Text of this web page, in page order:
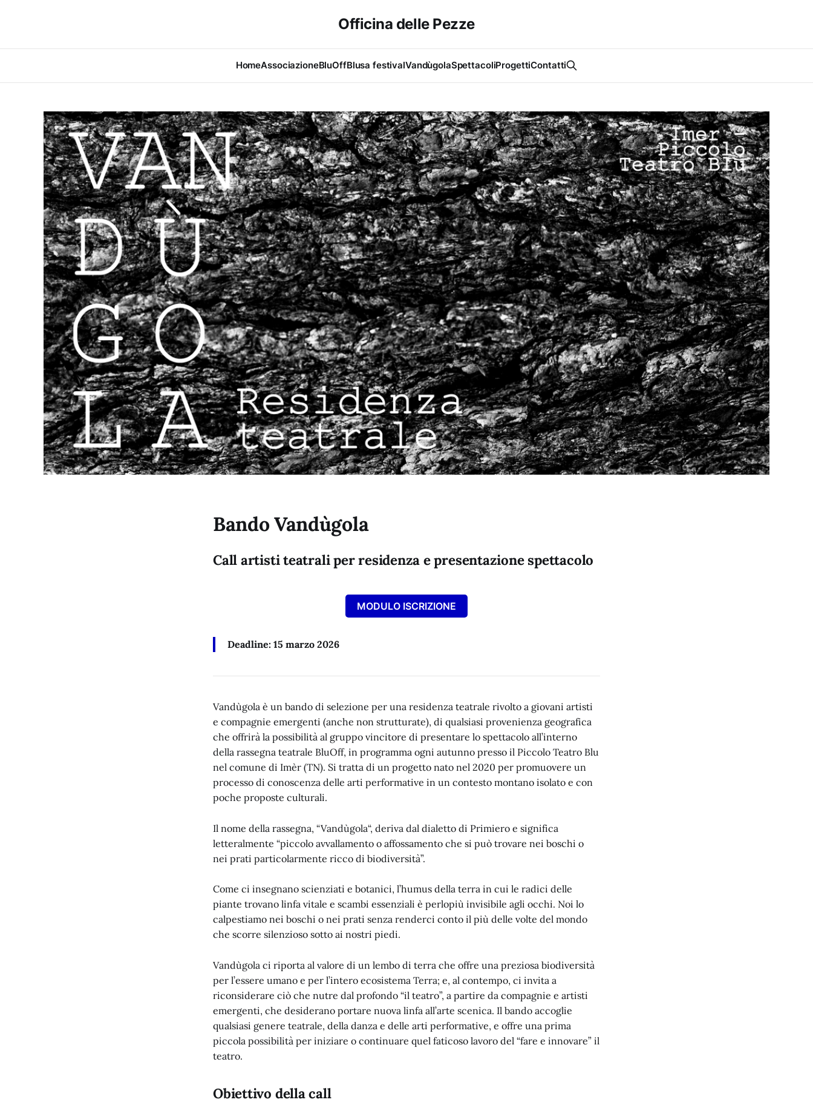
Officina delle Pezze
HomeAssociazioneBluOffBlusa festivalVandùgolaSpettacoliProgettiContatti
Bando Vandùgola
Call artisti teatrali per residenza e presentazione spettacolo
MODULO ISCRIZIONE
Deadline: 15 marzo 2026
Vandùgola è un bando di selezione per una residenza teatrale rivolto a giovani artisti
e compagnie emergenti (anche non strutturate), di qualsiasi provenienza geografica
che offrirà la possibilità al gruppo vincitore di presentare lo spettacolo all’interno
della rassegna teatrale BluOff, in programma ogni autunno presso il Piccolo Teatro Blu
nel comune di Imèr (TN). Si tratta di un progetto nato nel 2020 per promuovere un
processo di conoscenza delle arti performative in un contesto montano isolato e con
poche proposte culturali.
Il nome della rassegna, “Vandùgola“, deriva dal dialetto di Primiero e significa
letteralmente “piccolo avvallamento o affossamento che si può trovare nei boschi o
nei prati particolarmente ricco di biodiversità”.
Come ci insegnano scienziati e botanici, l’humus della terra in cui le radici delle
piante trovano linfa vitale e scambi essenziali è perlopiù invisibile agli occhi. Noi lo
calpestiamo nei boschi o nei prati senza renderci conto il più delle volte del mondo
che scorre silenzioso sotto ai nostri piedi.
Vandùgola ci riporta al valore di un lembo di terra che offre una preziosa biodiversità
per l’essere umano e per l’intero ecosistema Terra; e, al contempo, ci invita a
riconsiderare ciò che nutre dal profondo “il teatro”, a partire da compagnie e artisti
emergenti, che desiderano portare nuova linfa all’arte scenica. Il bando accoglie
qualsiasi genere teatrale, della danza e delle arti performative, e offre una prima
piccola possibilità per iniziare o continuare quel faticoso lavoro del “fare e innovare” il
teatro.
Obiettivo della call